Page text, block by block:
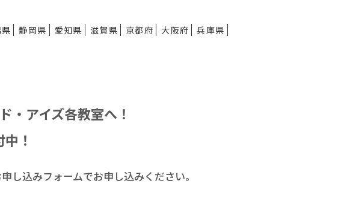
静岡県 愛知県 滋賀県 京都府 大阪府
兵庫県
・アイズ各教室へ！
！
し込みフォームでお申し込みください。